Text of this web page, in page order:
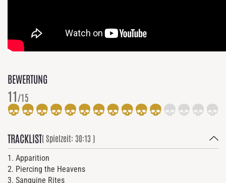
BEWERTUNG
11/15
TRACKLIST( Spielzeit: 30:13 )
1. Apparition
2. Piercing the Heavens
3. Sanguine Rites